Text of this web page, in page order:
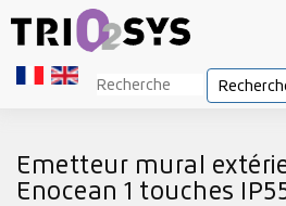
Emetteur mural
Enocean 1 touches